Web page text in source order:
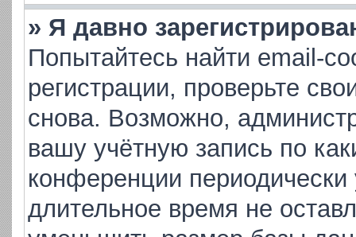
» Я давно
Попытайтесь найти email-
регистрации, проверьте
снова. Возможно,
вашу учётную запись по
конференции
длительное время не